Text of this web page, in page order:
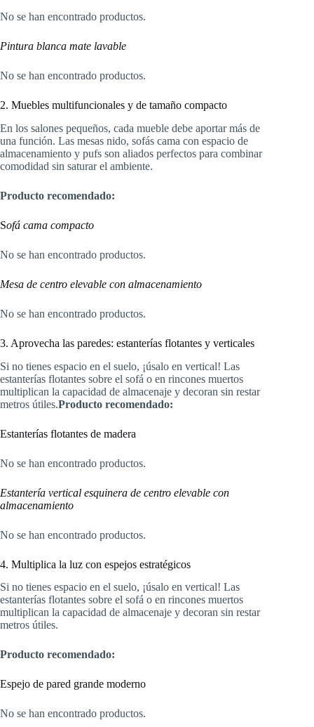
No se han encontrado productos.
Pintura blanca mate lavable
No se han encontrado productos.
2. Muebles multifuncionales y de tamaño compacto
En los salones pequeños, cada mueble debe aportar más de
una función. Las mesas nido, sofás cama con espacio de
almacenamiento y pufs son aliados perfectos para combinar
comodidad sin saturar el ambiente.
Producto recomendado:
Sofá cama compacto
No se han encontrado productos.
Mesa de centro elevable con almacenamiento
No se han encontrado productos.
3. Aprovecha las paredes: estanterías flotantes y verticales
Si no tienes espacio en el suelo, ¡úsalo en vertical! Las
estanterías flotantes sobre el sofá o en rincones muertos
multiplican la capacidad de almacenaje y decoran sin restar
metros útiles.Producto recomendado:
Estanterías flotantes de madera
No se han encontrado productos.
Estantería vertical esquinera de centro elevable con
almacenamiento
No se han encontrado productos.
4. Multiplica la luz con espejos estratégicos
Si no tienes espacio en el suelo, ¡úsalo en vertical! Las
estanterías flotantes sobre el sofá o en rincones muertos
multiplican la capacidad de almacenaje y decoran sin restar
metros útiles.
Producto recomendado:
Espejo de pared grande moderno
No se han encontrado productos.